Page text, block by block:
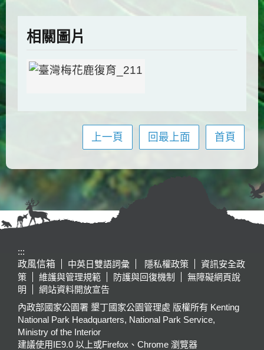
相關圖片
上一頁 回最上面 首頁
:::
政風信箱
中英日雙語詞彙 隱私權政策
資訊安全政
策
維護與管理規範 防護與回復機制
無障礙網頁說
明
網站資料開放宣告
內政部國家公園署 墾丁國家公園管理處 版權所有 Kenting
National Park Headquarters, National Park Service,
Ministry of the Interior
建議使用IE9.0 以上或Firefox、Chrome 瀏覽器